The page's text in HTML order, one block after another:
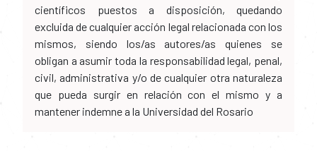
científicos puestos a disposición, quedando
excluida de cualquier acción legal relacionada con los
mismos, siendo los/as autores/as quienes se
obligan a asumir toda la responsabilidad legal, penal,
civil, administrativa y/o de cualquier otra naturaleza
que pueda surgir en relación con el mismo y a
mantener indemne a la Universidad del Rosario